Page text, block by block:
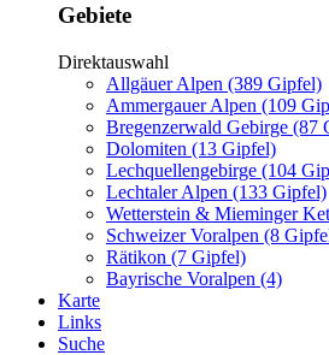
Gebiete
Direktauswahl
Allgäuer Alpen (389 Gipfel)
Ammergauer Alpen (109
Bregenzerwald Gebirge (87
Dolomiten (13 Gipfel)
Lechquellengebirge (104
Lechtaler Alpen (133 Gipfel)
Wetterstein & Mieminger
Schweizer Voralpen (8
Rätikon (7 Gipfel)
Bayrische Voralpen (4)
Karte
Links
Suche